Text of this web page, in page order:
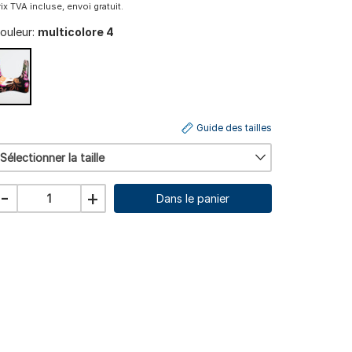
TVA incluse, envoi gratuit.
multicolore 4
Sélectionner la taille
Guide des tailles
- + Dans le panier